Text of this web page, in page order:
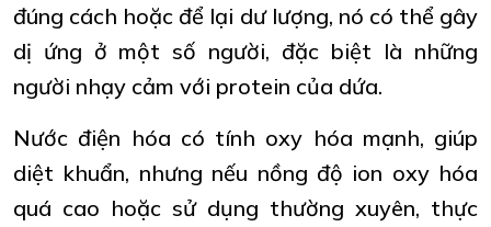
đúng cách hoặc để lại dư lượng, nó có thể gây
dị ứng ở một số người, đặc biệt là những
người nhạy cảm với protein của dứa.
Nước điện hóa có tính oxy hóa mạnh, giúp
diệt khuẩn, nhưng nếu nồng độ ion oxy hóa
quá cao hoặc sử dụng thường xuyên, thực